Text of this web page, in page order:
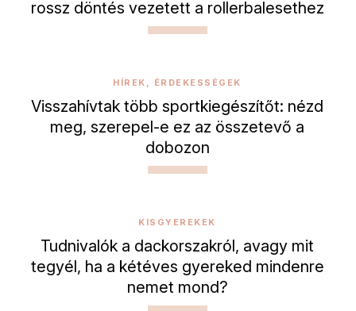
rossz döntés vezetett a rollerbalesethez
HÍREK, ÉRDEKESSÉGEK
Visszahívtak több sportkiegészítőt: nézd
meg, szerepel-e ez az összetevő a
dobozon
KISGYEREKEK
Tudnivalók a dackorszakról, avagy mit
tegyél, ha a kétéves gyereked mindenre
nemet mond?